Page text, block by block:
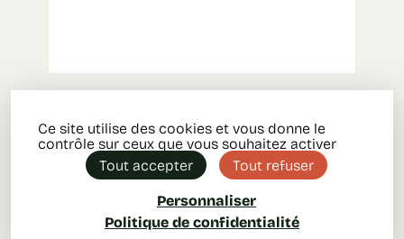
Ce site utilise des cookies et vous donne le
contrôle sur ceux que vous souhaitez activer
Tout accepter
Tout refuser
Personnaliser
Politique de confidentialité